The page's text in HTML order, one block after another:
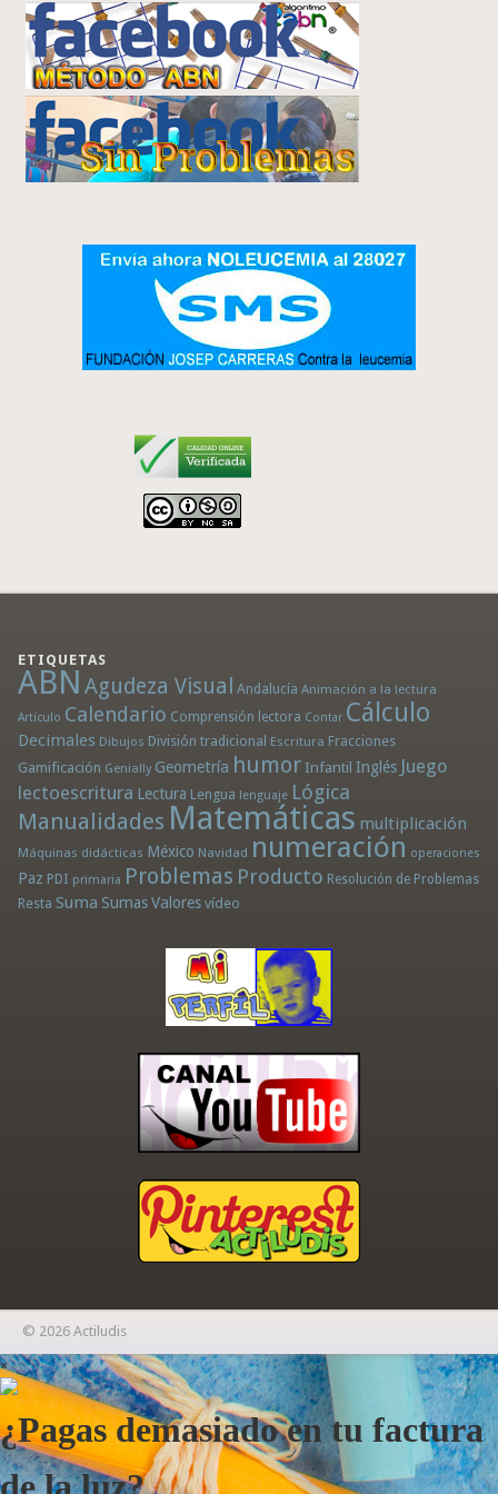
ETIQUETAS
ABN Agudeza Visual Andalucía Animación a la lectura
Artículo Calendario Comprensión lectora Contar Cálculo
Decimales Dibujos División tradicional Escritura Fracciones
Gamificación Genially Geometría humor Infantil Inglés Juego
lectoescritura Lectura Lengua lenguaje Lógica
Manualidades Matemáticas multiplicación
Máquinas didácticas México Navidad numeración operaciones
Paz PDI primaria Problemas Producto Resolución de Problemas
Resta Suma Sumas Valores vídeo
© 2026 Actiludis
×
¿Pagas demasiado en tu factura